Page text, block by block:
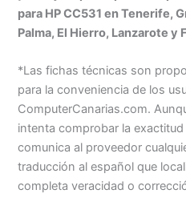
para HP CC531 en Tenerife,
Palma, El Hierro, Lanzarote
*Las fichas técnicas son
para la conveniencia de los
ComputerCanarias.com.
intenta comprobar la
comunica al proveedor
traducción al español que
completa veracidad o